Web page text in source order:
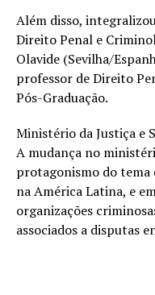
Além disso,
Direito Penal e
Olavide (Sevilha/
professor de Direito
Pós-Graduação.
Ministério da Justiça e
A mudança no
protagonismo do tema
na América Latina, e
organizações
associados a disputas